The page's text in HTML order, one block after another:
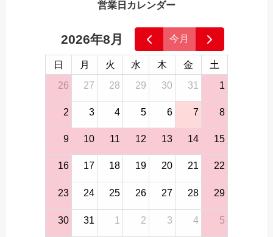
営業日カレンダー
2026年8月 今月
日 月 火 水 木 金
土
26
27 28 29 30 31 1
2 3 4 5 6 7 8
9 10 11 12 13 14 15
16 17 18 19 20 21 22
23 24 25 26 27 28 29
30 31 1 2 3 4 5